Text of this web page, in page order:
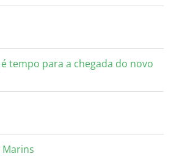
tempo para a chegada do novo
Marins